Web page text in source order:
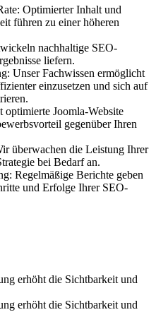
Optimierter Inhalt und
führen zu einer höheren
nachhaltige SEO-
liefern.
Unser Fachwissen ermöglicht
einzusetzen und sich auf
Joomla-Website
gegenüber Ihren
überwachen die Leistung Ihrer
bei Bedarf an.
Regelmäßige Berichte geben
und Erfolge Ihrer SEO-
erhöht die Sichtbarkeit und
erhöht die Sichtbarkeit und